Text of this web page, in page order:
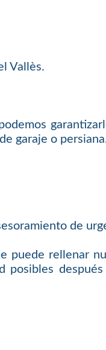
Vallès.
garaje o
de
puede rellenar
posibles